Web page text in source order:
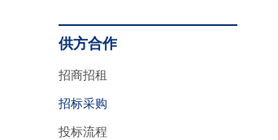
供方合作
招商招租
招标采购
投标流程